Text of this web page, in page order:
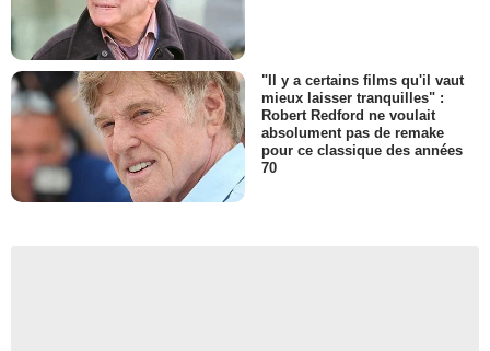
"Il y a certains films qu'il vaut
mieux laisser tranquilles" :
Robert Redford ne voulait
absolument pas de remake
pour ce classique des années
70